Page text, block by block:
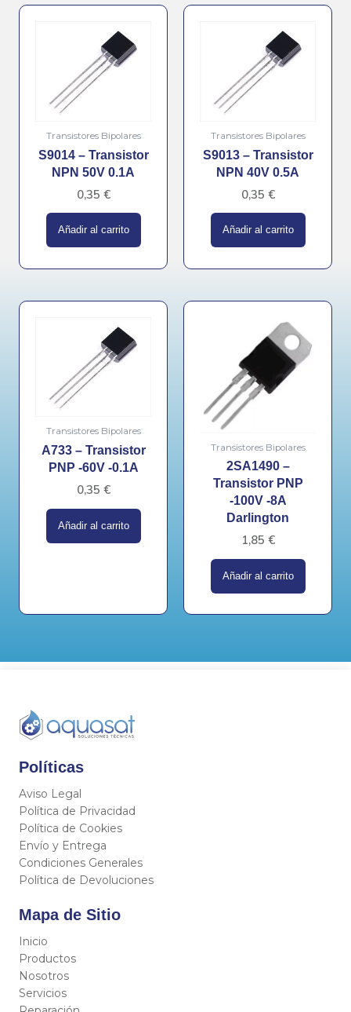
Transistores Bipolares
S9014 – Transistor
NPN 50V 0.1A
0,35 €
Añadir al carrito
Transistores Bipolares
S9013 – Transistor
NPN 40V 0.5A
0,35 €
Añadir al carrito
Transistores Bipolares
A733 – Transistor
PNP -60V -0.1A
0,35 €
Añadir al carrito
Transistores Bipolares
2SA1490 –
Transistor PNP
-100V -8A
Darlington
1,85 €
Añadir al carrito
Políticas
Aviso Legal
Política de Privacidad
Política de Cookies
Envío y Entrega
Condiciones Generales
Política de Devoluciones
Mapa de Sitio
Inicio
Productos
Nosotros
Servicios